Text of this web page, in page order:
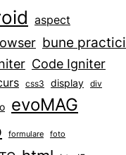
aspect
bune practici
Code Igniter
css3 display div
evoMAG
formulare foto